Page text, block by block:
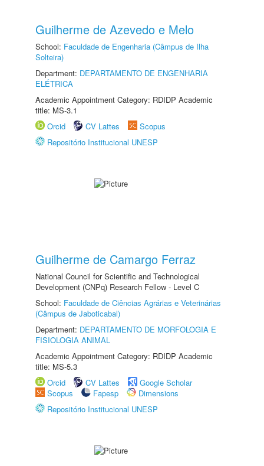
Guilherme de Azevedo e Melo
School: Faculdade de Engenharia (Câmpus de Ilha
Solteira)
Department: DEPARTAMENTO DE ENGENHARIA
ELÉTRICA
Academic Appointment Category: RDIDP Academic
title: MS-3.1
Orcid
CV Lattes
Scopus
Repositório Institucional UNESP
Guilherme de Camargo Ferraz
National Council for Scientific and Technological
Development (CNPq) Research Fellow - Level C
School: Faculdade de Ciências Agrárias e Veterinárias
(Câmpus de Jaboticabal)
Department: DEPARTAMENTO DE MORFOLOGIA E
FISIOLOGIA ANIMAL
Academic Appointment Category: RDIDP Academic
title: MS-5.3
Orcid
CV Lattes
Google Scholar
Scopus
Fapesp
Dimensions
Repositório Institucional UNESP